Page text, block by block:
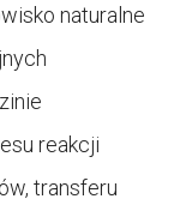
naturalne
reakcji
transferu